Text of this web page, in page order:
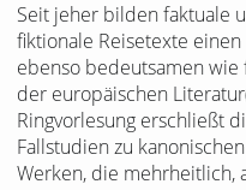
Seit jeher bilden faktuale
fiktionale Reisetexte einen
ebenso bedeutsamen
der europäischen
Ringvorlesung erschließt
Fallstudien zu
Werken, die mehrheitlich,